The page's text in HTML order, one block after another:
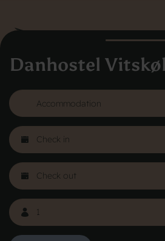
Danhostel
Vodroffsvej 32
1900 Frederiksberg
About Danhostel
Youth hostels abroad
Worth knowing - Hosteling
Online Gallery